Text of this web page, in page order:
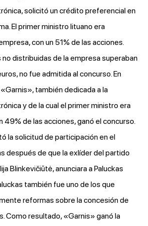
solicitó un crédito preferencial en
El primer ministro lituano era
con un 51% de las acciones.
no distribuidas de la empresa superaban
no fue admitida al concurso. En
también dedicada a la
y de la cual el primer ministro era
49% de las acciones, ganó el concurso.
la solicitud de participación en el
después de que la exlíder del partido
Blinkevičiūtė, anunciara a Paluckas
también fue uno de los que
reformas sobre la concesión de
Como resultado, «Garnis» ganó la